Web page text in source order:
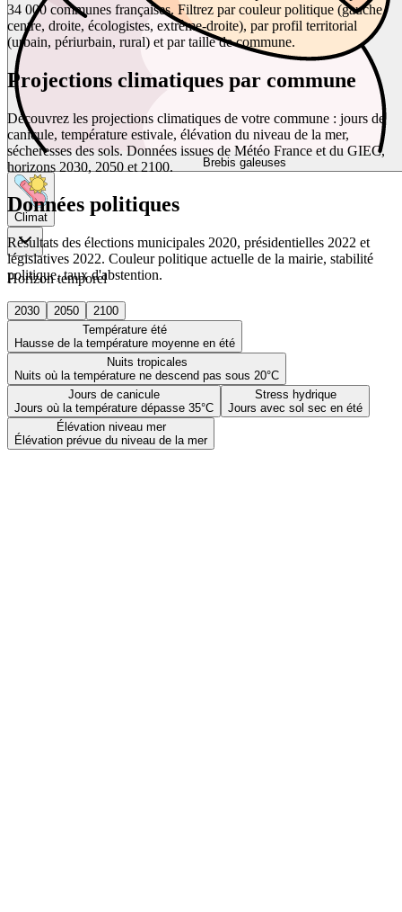
Brebis galeuses
Climat
Horizon temporel
2030 2050
2100
Température été
Hausse de la température moyenne en été
Nuits tropicales
Nuits où la température ne descend pas sous 20°C
Jours de canicule
Jours où la température dépasse 35°C
Stress hydrique
Jours avec sol sec en été
Élévation niveau mer
Élévation prévue du niveau de la mer
34 000 communes françaises. Filtrez par couleur politique (gauche,
centre, droite, écologistes, extrême-droite), par profil territorial
(urbain, périurbain, rural) et par taille de commune.
Projections climatiques par commune
Découvrez les projections climatiques de votre commune : jours de
canicule, température estivale, élévation du niveau de la mer,
sécheresses des sols. Données issues de Météo France et du GIEC,
horizons 2030, 2050 et 2100.
Données politiques
Résultats des élections municipales 2020, présidentielles 2022 et
législatives 2022. Couleur politique actuelle de la mairie, stabilité
politique, taux d'abstention.